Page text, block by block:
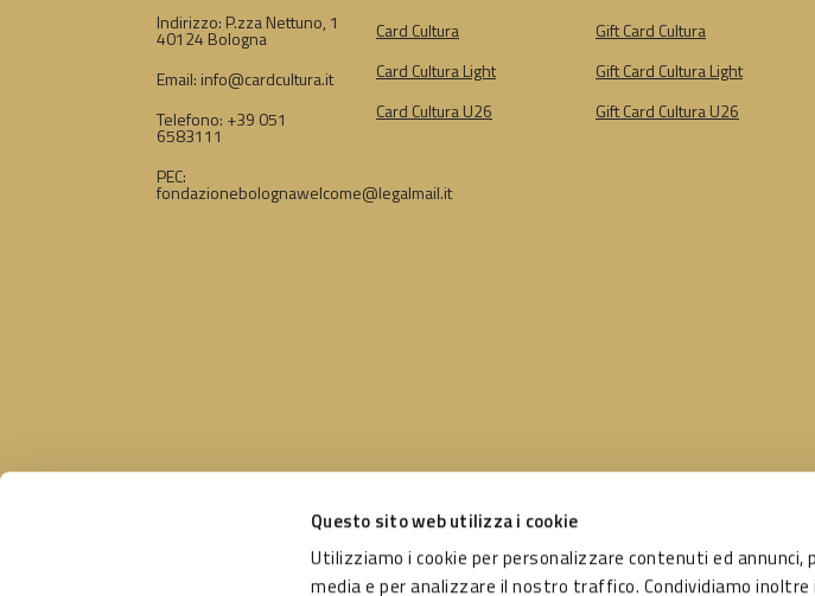
Questo sito web utilizza i cookie
Utilizziamo i cookie per personalizzare contenuti ed
media e per analizzare il nostro traffico. Condividiamo
Indirizzo: P.zza Nettuno, 1
40124 Bologna
Email: info@cardcultura.it
Telefono: +39 051
6583111
PEC:
fondazionebolognawelcome@legalmail.it
Card Cultura
Card Cultura Light
Card Cultura U26
Gift Card Cultura
Gift Card Cultura Light
Gift Card Cultura U26
Un progetto di:
Comune di Bologna